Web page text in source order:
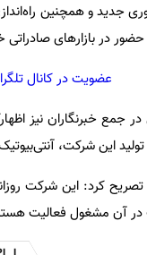
جدید و همچنین
حضور در بازارهای صادراتی
عضویت در کانال
جمع خبرنگاران نیز
این شرکت،
در آن مشغول فعالیت